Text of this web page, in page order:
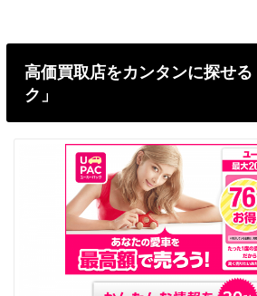
高価買取店をカンタンに探せ
ク」